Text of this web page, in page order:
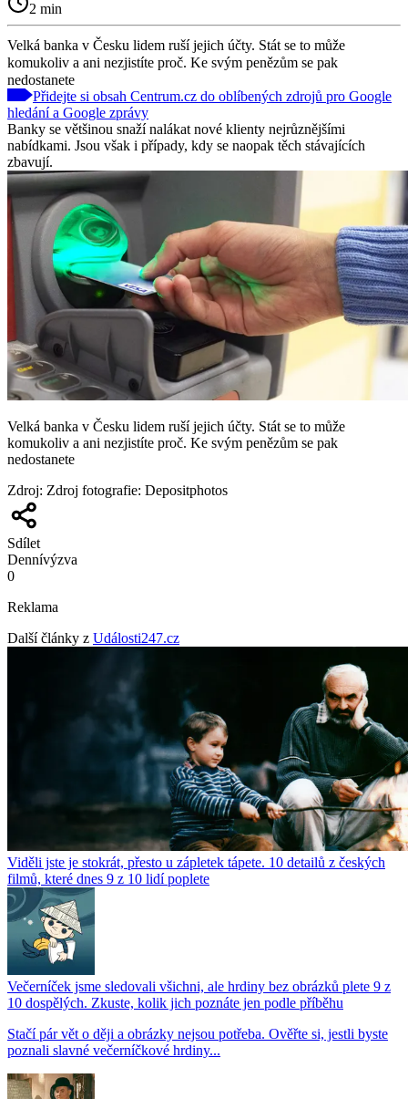
2 min
Velká banka v Česku lidem ruší jejich účty. Stát se to může
komukoliv a ani nezjistíte proč. Ke svým penězům se pak
nedostanete
Přidejte si obsah Centrum.cz do oblíbených zdrojů pro Google
hledání a Google zprávy
Banky se většinou snaží nalákat nové klienty nejrůznějšími
nabídkami. Jsou však i případy, kdy se naopak těch stávajících
zbavují.
Velká banka v Česku lidem ruší jejich účty. Stát se to může
komukoliv a ani nezjistíte proč. Ke svým penězům se pak
nedostanete
Zdroj: Zdroj fotografie: Depositphotos
Sdílet
Dennívýzva
0
Reklama
Další články z Události247.cz
Viděli jste je stokrát, přesto u zápletek tápete. 10 detailů z českých
filmů, které dnes 9 z 10 lidí poplete
Večerníček jsme sledovali všichni, ale hrdiny bez obrázků plete 9 z
10 dospělých. Zkuste, kolik jich poznáte jen podle příběhu
Stačí pár vět o ději a obrázky nejsou potřeba. Ověřte si, jestli byste
poznali slavné večerníčkové hrdiny...